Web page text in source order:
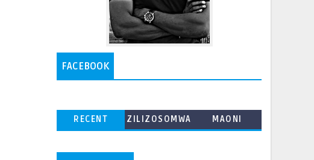
FACEBOOK
RECENT
ZILIZOSOMWA
MAONI